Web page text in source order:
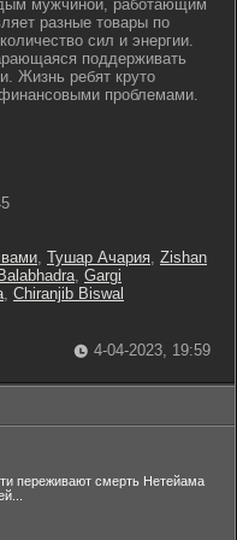
мужчиной, работающим
разные товары по
сил и энергии.
поддерживать
Жизнь ребят круто
проблемами.
, Тушар Ачария, Zishan
, Gargi
, Chiranjib Biswal
4-04-2023, 19:59
переживают смерть Нетейама